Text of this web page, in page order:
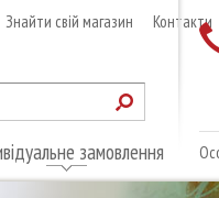
Знайти свій магазин Контакти
замовлення